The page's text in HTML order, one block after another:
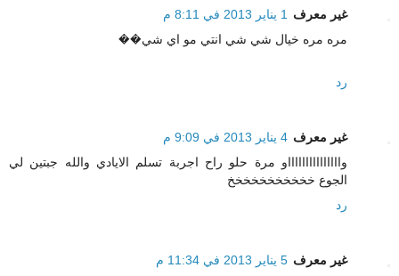
غير معرف
1 يناير 2013 في 8:11 م
مره مره خيال شي شي انتي مو اي شي��
رد
غير معرف 4 يناير 2013 في 9:09 م
واااااااااااااااو مرة حلو راح اجربة تسلم الايادي والله جبتين لي
الجوع خخخخخخخخخخخ
رد
غير معرف 5 يناير 2013 في 11:34 م